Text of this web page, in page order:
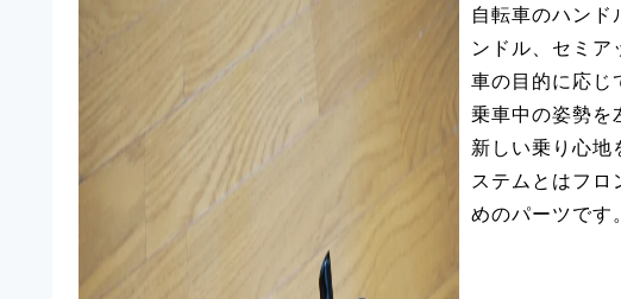
自転車のハンド
ンドル、セミア
車の目的に応じ
乗車中の姿勢を
新しい乗り心地
ステムとはフロ
めのパーツです